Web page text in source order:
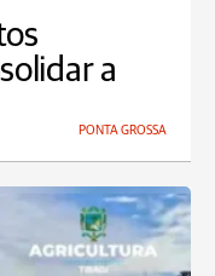
a
PONTA GROSSA